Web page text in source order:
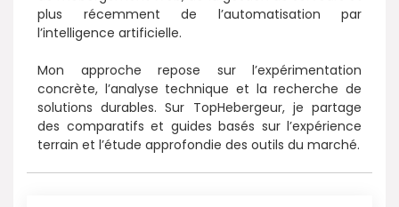
plus récemment de l’automatisation par
l’intelligence artificielle.
Mon approche repose sur l’expérimentation
concrète, l’analyse technique et la recherche de
solutions durables. Sur TopHebergeur, je partage
des comparatifs et guides basés sur l’expérience
terrain et l’étude approfondie des outils du marché.